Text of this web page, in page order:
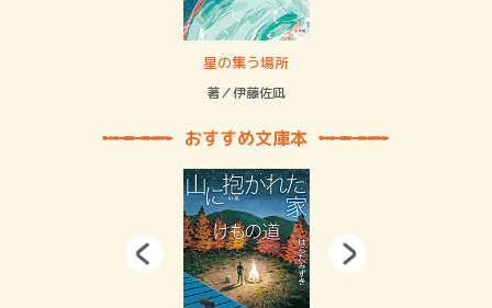
星の集う場所
著／伊藤佐凪
おすすめ文庫本